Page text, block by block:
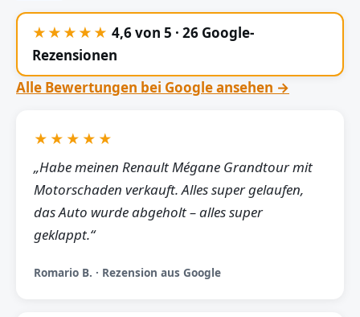
★★★★★ 4,6 von 5 · 26 Google-
Rezensionen
Alle Bewertungen bei Google ansehen →
★★★★★
„Habe meinen Renault Mégane Grandtour mit
Motorschaden verkauft. Alles super gelaufen,
das Auto wurde abgeholt – alles super
geklappt.“
Romario B. · Rezension aus Google